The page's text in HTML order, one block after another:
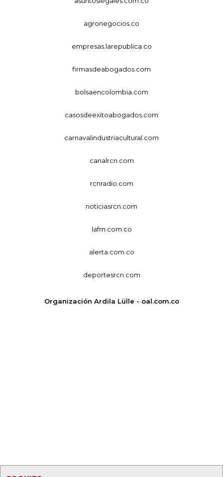
agronegocios.co
empresas.larepublica.co
firmasdeabogados.com
bolsaencolombia.com
casosdeexitoabogados.com
carnavalindustriacultural.com
canalrcn.com
rcnradio.com
noticiasrcn.com
lafm.com.co
alerta.com.co
deportesrcn.com
Organización Ardila Lülle - oal.com.co